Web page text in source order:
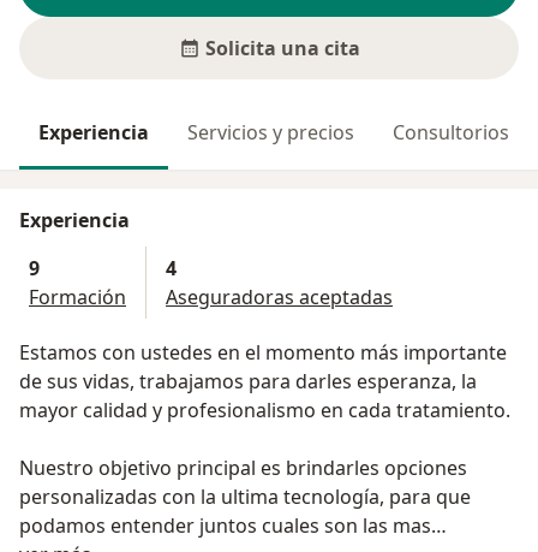
Solicita una cita
Experiencia Servicios y precios Consultorios
Experiencia
9
Formación
4
Aseguradoras aceptadas
Estamos con ustedes en el momento más importante
de sus vidas, trabajamos para darles esperanza, la
mayor calidad y profesionalismo en cada tratamiento.
Nuestro objetivo principal es brindarles opciones
personalizadas con la ultima tecnología, para que
podamos entender juntos cuales son las mas